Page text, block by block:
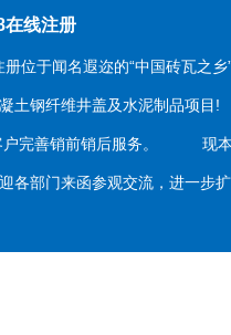
在线注册
于闻名遐迩的“中国砖瓦之乡
土钢纤维井盖及水泥制品项
户完善销前销后服务。 现本
各部门来函参观交流，进一